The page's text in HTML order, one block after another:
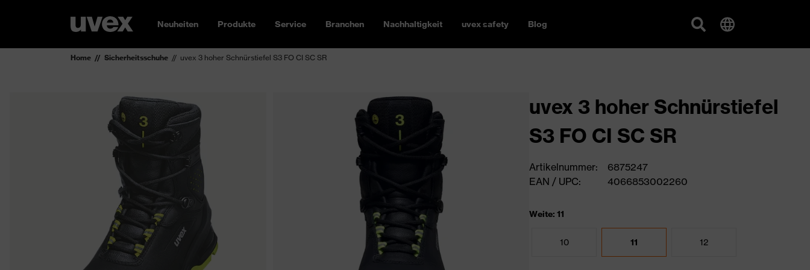
Neuheiten Produkte Service Branchen Nachhaltigkeit uvex safety Blog
Home Sicherheitsschuhe uvex 3 hoher Schnürstiefel S3 FO CI SC SR
uvex 3 hoher Schnürstiefel
S3 FO CI SC SR
Artikelnummer:
6875247
EAN / UPC:
4066853002260
Weite: 11
10 11 12